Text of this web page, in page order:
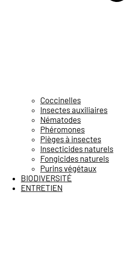
Coccinelles
Insectes auxiliaires
Nématodes
Phéromones
Pièges à insectes
Insecticides naturels
Fongicides naturels
Purins végétaux
BIODIVERSITÉ
ENTRETIEN